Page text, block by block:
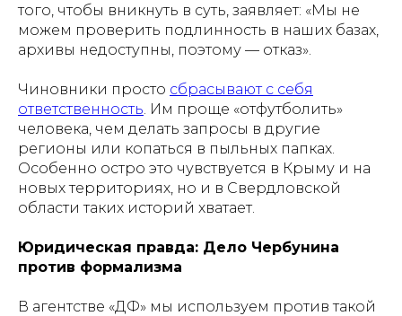
того, чтобы вникнуть в суть, заявляет: «Мы не
можем проверить подлинность в наших базах,
архивы недоступны, поэтому — отказ».
Чиновники просто сбрасывают с себя
ответственность. Им проще «отфутболить»
человека, чем делать запросы в другие
регионы или копаться в пыльных папках.
Особенно остро это чувствуется в Крыму и на
новых территориях, но и в Свердловской
области таких историй хватает.
Юридическая правда: Дело Чербунина
против формализма
В агентстве «ДФ» мы используем против такой